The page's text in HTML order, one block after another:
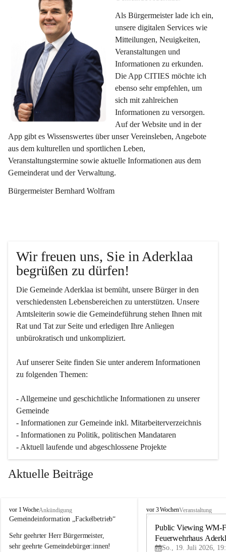
Als Bürgermeister lade ich ein,
unsere digitalen Services wie
Mitteilungen, Neuigkeiten,
Veranstaltungen und
Informationen zu erkunden.
Die App CITIES möchte ich
ebenso sehr empfehlen, um
sich mit zahlreichen
Informationen zu versorgen.
Auf der Website und in der
App gibt es Wissenswertes über unser Vereinsleben, Angebote
aus dem kulturellen und sportlichen Leben,
Veranstaltungstermine sowie aktuelle Informationen aus dem
Gemeinderat und der Verwaltung.
Bürgermeister Bernhard Wolfram
Wir freuen uns, Sie in Aderklaa
begrüßen zu dürfen!
Die Gemeinde Aderklaa ist bemüht, unsere Bürger in den
verschiedensten Lebensbereichen zu unterstützen. Unsere
Amtsleiterin sowie die Gemeindeführung stehen Ihnen mit
Rat und Tat zur Seite und erledigen Ihre Anliegen
unbürokratisch und unkompliziert.
Auf unserer Seite finden Sie un­ter an­de­rem Informationen
zu folgenden Themen:
- Allgemeine und geschichtliche Informationen zu unserer
Gemeinde
- Informationen zur Gemeinde inkl. Mitarbeiterverzeichnis
- Informationen zu Politik, politischen Mandataren
- Aktuell laufende und abgeschlossene Projekte
Aktuelle Beiträge
A
d
r
k
vor 1 WocheAnkündigung
Gemeindeinformation „Fackelbetrieb“
Sehr geehrter Herr Bürgermeister,
sehr geehrte Gemeindebürger:innen!
A
vor 3 WochenVeranstaltung
Public Viewing WM-
Feuerwehrhaus
So., 19. Juli 2026,